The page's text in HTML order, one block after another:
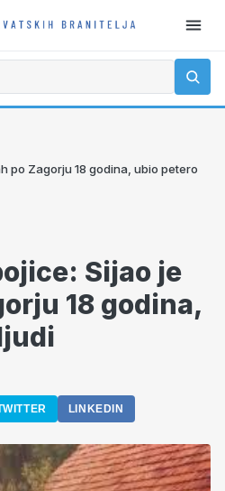
po Zagorju 18 godina, ubio petero
Sijao je
18 godina,
LINKEDIN